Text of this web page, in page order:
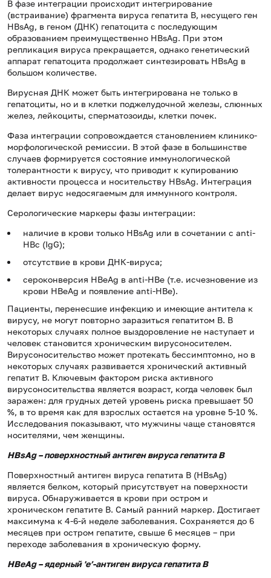
В фазе интеграции происходит интегрирование
(встраивание) фрагмента вируса гепатита В, несущего ген
HBsAg, в геном (ДНК) гепатоцита с последующим
образованием преимущественно HBsAg. При этом
репликация вируса прекращается, однако генетический
аппарат гепатоцита продолжает синтезировать HBsAg в
большом количестве.
Вирусная ДНК может быть интегрирована не только в
гепатоциты, но и в клетки поджелудочной железы, слюнных
желез, лейкоциты, сперматозоиды, клетки почек.
Фаза интеграции сопровождается становлением клинико-
морфологической ремиссии. В этой фазе в большинстве
случаев формируется состояние иммунологической
толерантности к вирусу, что приводит к купированию
активности процесса и носительству HBsAg. Интеграция
делает вирус недосягаемым для иммунного контроля.
Серологические маркеры фазы интеграции:
наличие в крови только HBsAg или в сочетании с anti-
HBc (IgG);
отсутствие в крови ДНК-вируса;
сероконверсия HBeAg в anti-HBe (т.е. исчезновение из
крови HBeAg и появление anti-HBe).
Пациенты, перенесшие инфекцию и имеющие антитела к
вирусу, не могут повторно заразиться гепатитом B. В
некоторых случаях полное выздоровление не наступает и
человек становится хроническим вирусоносителем.
Вирусоносительство может протекать бессимптомно, но в
некоторых случаях развивается хронический активный
гепатит B. Ключевым фактором риска активного
вирусоносительства является возраст, когда человек был
заражен: для грудных детей уровень риска превышает 50
%, в то время как для взрослых остается на уровне 5-10 %.
Исследования показывают, что мужчины чаще становятся
носителями, чем женщины.
HBsAg –поверхностный антигенвируса гепатита В
Поверхностный антиген вируса гепатита В (HВsAg)
является белком, который присутствует на поверхности
вируса. Обнаруживается в крови при остром и
хроническом гепатите В. Самый ранний маркер. Достигает
максимума к 4-6-й неделе заболевания. Сохраняется до 6
месяцев при остром гепатите, свыше 6 месяцев – при
переходе заболевания в хроническую форму.
HBeAg – ядерный 'е’-антиген вируса гепатита В